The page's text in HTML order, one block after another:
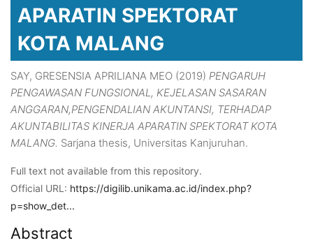
APARATIN SPEKTORAT
KOTA MALANG
SAY, GRESENSIA APRILIANA MEO (2019) PENGARUH
PENGAWASAN FUNGSIONAL, KEJELASAN SASARAN
ANGGARAN,PENGENDALIAN AKUNTANSI, TERHADAP
AKUNTABILITAS KINERJA APARATIN SPEKTORAT KOTA
MALANG. Sarjana thesis, Universitas Kanjuruhan.
Full text not available from this repository.
Official URL: https://digilib.unikama.ac.id/index.php?
p=show_det...
Abstract